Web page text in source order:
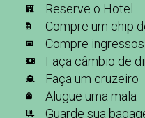
Reserve o Hotel
Compre um chip
Compre
Faça câmbio de
Faça um cruzeiro
Alugue uma mala
Guarde sua